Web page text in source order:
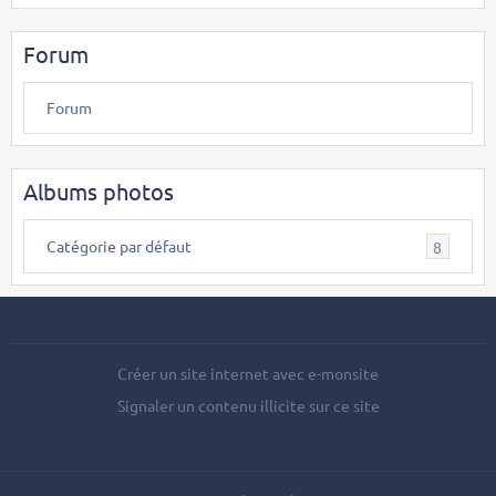
Forum
Forum
Albums photos
Catégorie par défaut 8
Créer un site internet avec e-monsite
Signaler un contenu illicite sur ce site